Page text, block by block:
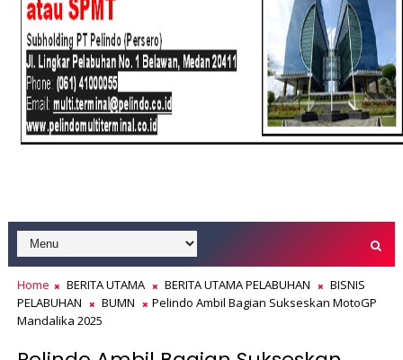
Home BERITA UTAMA BERITA UTAMA PELABUHAN
BISNIS
PELABUHAN
BUMN
Pelindo Ambil Bagian Sukseskan MotoGP
Mandalika 2025